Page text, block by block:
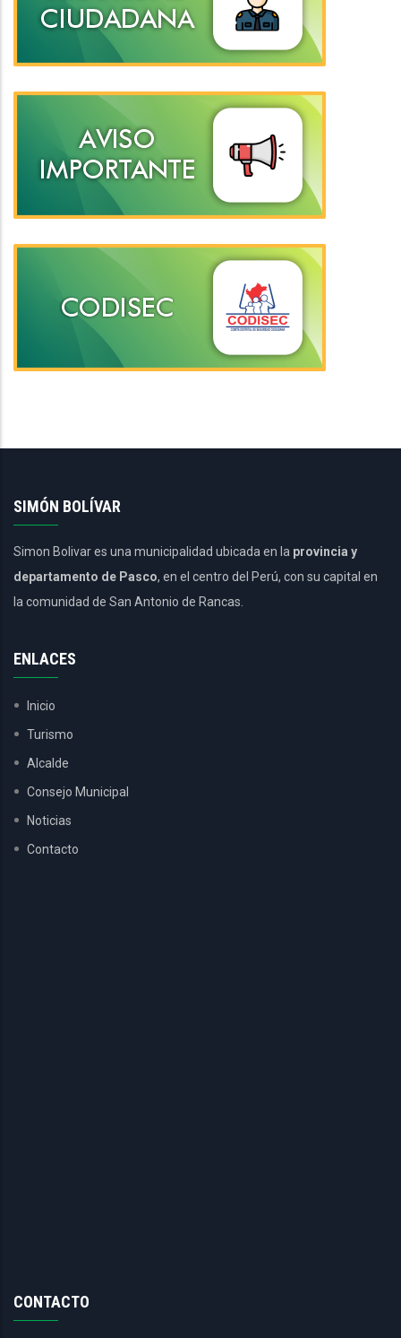
SIMÓN BOLÍVAR
Simon Bolivar es una municipalidad ubicada en la provincia y
departamento de Pasco, en el centro del Perú, con su capital en
la comunidad de San Antonio de Rancas.
ENLACES
Inicio
Turismo
Alcalde
Consejo Municipal
Noticias
Contacto
CONTACTO